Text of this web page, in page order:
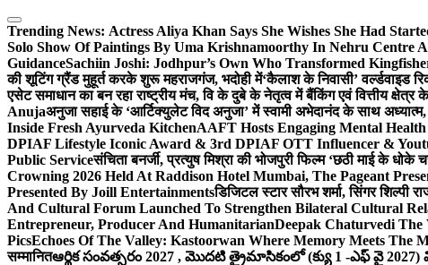
Skip
to
content
Trending News: Actress Aliya Khan Says She Wishes She Had
Solo Show Of Paintings By Uma Krishnamoorthy In Nehru Centre
GuidanceSachiin Joshi: Jodhpur’s Own Who Transformed
की शूटिंग ग्रैंड मुहूर्त करके शुरू महराजगंज, भदोही में‘कैलाश के निवासी’ वर्ल्डवाइड
एसेट समाधान का बन रहा राष्ट्रीय मंच, वि के दुबे के नेतृत्व में बैंकिंग एवं वित्तीय
Anujaअनुजा सहाई के ‘आर्टिक्युलेट विद अनुजा’ में स्वामी अभेदानंद के साथ
Inside Fresh Ayurveda KitchenAAFT Hosts Engaging Mental
DPIAF Lifestyle Iconic Award & 3rd DPIAF OTT Influencer &
Public Serviceसंचिता बनर्जी, प्रत्युष मिश्रा की भोजपुरी फिल्म ‘छठी माई के
Crowning 2026 Held At Raddison Hotel Mumbai, The Pageant
Presented By Joill Entertainmentsडिजिटल स्टार सौरभ शर्मा, सिंगर शिल्पी
And Cultural Forum Launched To Strengthen Bilateral Cultural
Entrepreneur, Producer And HumanitarianDeepak Chaturvedi The
PicsEchoes Of The Valley: Kastoorwan Where Memory Meets The
सम्मानितఆర్థిక సంవత్సరం 2027 , మొదటి త్రైమాసికంలో (క్యు 1 -ఎఫ్ వై